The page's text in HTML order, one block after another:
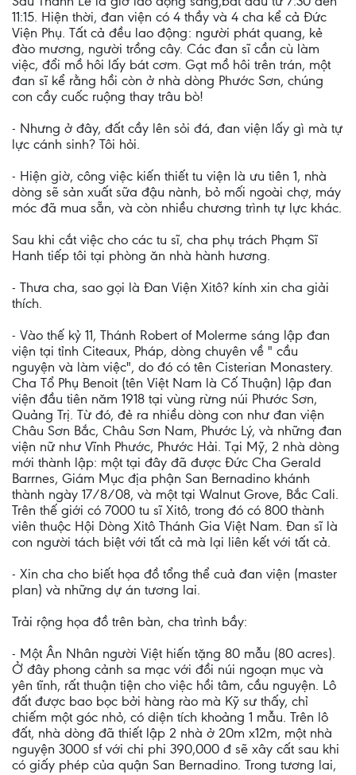
11:15. Hiện thời, đan viện có 4 thầy và 4 cha kể cả Đức
Viện Phụ. Tất cả đều lao động: người phát quang, kẻ
đào mương, người trồng cây. Các đan sĩ cần cù làm
việc, đổi mồ hôi lấy bát cơm. Gạt mồ hôi trên trán, một
đan sĩ kể rằng hồi còn ở nhà dòng Phước Sơn, chúng
con cầy cuốc ruộng thay trâu bò!
- Nhưng ở đây, đất cầy lên sỏi đá, đan viện lấy gì mà tự
lực cánh sinh? Tôi hỏi.
- Hiện giờ, công việc kiến thiết tu viện là ưu tiên 1, nhà
dòng sẽ sản xuất sữa đậu nành, bỏ mối ngoài chợ, máy
móc đã mua sẵn, và còn nhiều chương trình tự lực khác.
Sau khi cắt việc cho các tu sĩ, cha phụ trách Phạm Sĩ
Hanh tiếp tôi tại phòng ăn nhà hành hương.
- Thưa cha, sao gọi là Đan Viện Xitô? kính xin cha giải
thích.
- Vào thế kỷ 11, Thánh Robert of Molerme sáng lập đan
viện tại tỉnh Citeaux, Pháp, dòng chuyên về " cầu
nguyện và làm việc", do đó có tên Cisterian Monastery.
Cha Tổ Phụ Benoit (tên Việt Nam là Cố Thuận) lập đan
viện đầu tiên năm 1918 tại vùng rừng núi Phước Sơn,
Quảng Trị. Từ đó, đẻ ra nhiều dòng con như đan viện
Châu Sơn Bắc, Châu Sơn Nam, Phước Lý, và những đan
viện nữ như Vĩnh Phước, Phước Hải. Tại Mỹ, 2 nhà dòng
mới thành lập: một tại đây đã được Đức Cha Gerald
Barrnes, Giám Mục địa phận San Bernadino khánh
thành ngày 17/8/08, và một tại Walnut Grove, Bắc Cali.
Trên thế giới có 7000 tu sĩ Xitô, trong đó có 800 thành
viên thuộc Hội Dòng Xitô Thánh Gia Việt Nam. Đan sĩ là
con người tách biệt với tất cả mà lại liên kết với tất cả.
- Xin cha cho biết họa đồ tổng thể cuả đan viện (master
plan) và những dự án tương lai.
Trải rộng họa đồ trên bàn, cha trình bầy:
- Một Ân Nhân người Việt hiến tặng 80 mẫu (80 acres).
Ở đây phong cảnh sa mạc với đồi núi ngoạn mục và
yên tĩnh, rất thuận tiện cho việc hồi tâm, cầu nguyện. Lô
đất được bao bọc bởi hàng rào mà Kỹ sư thấy, chỉ
chiếm một góc nhỏ, có diện tích khoảng 1 mẫu. Trên lô
đất, nhà dòng đã thiết lập 2 nhà ở 20m x12m, một nhà
nguyện 3000 sf với chi phi 390,000 đ sẽ xây cất sau khi
có giấy phép của quận San Bernadino. Trong tương lai,